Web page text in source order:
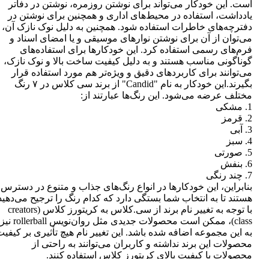
است. این خودکار می‌تواند برای نوشتن روزمره، نوشتن در دفاتر
یادداشت، استفاده در محیط‌های اداری و همچنین برای نوشتن در
دفترچه‌های خاطرات استفاده شود. همچنین به دلیل نوک نازک آن،
می‌توان از آن برای نوشتن نوارهای موسیقی و یا امضای اسناد و
فرم‌های رسمی استفاده کرد. این خودکارها برای استفاده‌های
گوناگونی مناسب هستند و به دلیل کیفیت ساخت بالا و نوک نازک،
می‌توانند برای کاربردهای دقیق و ویژه‌تر هم مورد استفاده قرار
بگیرند.این خودکار به نام "Candid" از برند سی کلاس در ۷ رنگ
مختلف عرضه می‌شود. این رنگ‌ها عبارتند از:
1. مشکی
2. قرمز
3. آبی
4. سبز
5. صورتی
6. بنفش
7. چند رنگی
بنابراین، این خودکارها در انواع رنگ‌های جذاب و متنوع در دسترس
هستند تا به انتخاب شما بستگی دارد که کدام رنگ را ترجیح
با توجه به تغییر نام برند از سی.کلاس به کریتورز کلاس (creators
class)، ممکن است محصولات جدیدی مثل روان‌نویس rollerball نیز
به این مجموعه اضافه شده باشد. این تغییر نام هیچ تأثیری بر
محصولات این برند نداشته و کاربران می‌توانند به راحتی از
محصولات با کیفیت بالای کریتورز کلاس استفاده کنند.